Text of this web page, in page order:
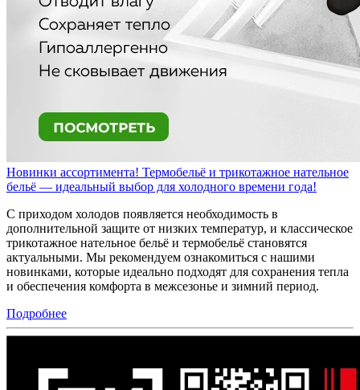
Новинки ассортимента! Термобельё и трикотажное нательное
бельё — идеальный выбор для холодного времени года!
С приходом холодов появляется необходимость в
дополнительной защите от низких температур, и классическое
трикотажное нательное бельё и термобельё становятся
актуальными. Мы рекомендуем ознакомиться с нашими
новинками, которые идеально подходят для сохранения тепла
и обеспечения комфорта в межсезонье и зимний период.
Подробнее